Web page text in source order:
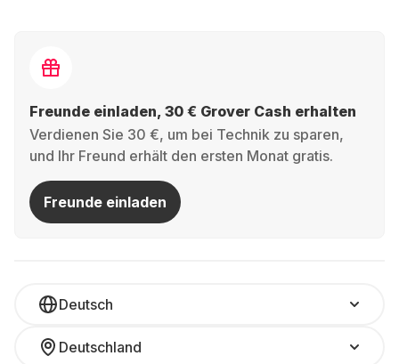
Freunde einladen, 30 € Grover Cash erhalten
Verdienen Sie 30 €, um bei Technik zu sparen,
und Ihr Freund erhält den ersten Monat gratis.
Freunde einladen
Deutsch
Deutschland